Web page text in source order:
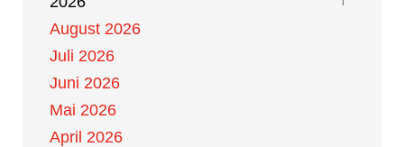
August 2026
Juli 2026
Juni 2026
Mai 2026
April 2026